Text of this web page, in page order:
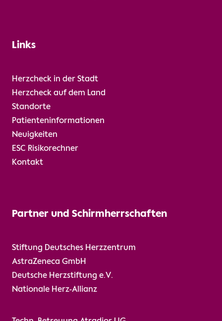
Links
Herzcheck in der Stadt
Herzcheck auf dem Land
Standorte
Patienteninformationen
Neuigkeiten
ESC Risikorechner
Kontakt
Partner und Schirmherrschaften
Stiftung Deutsches Herzzentrum
AstraZeneca GmbH
Deutsche Herzstiftung e.V.
Nationale Herz-Allianz